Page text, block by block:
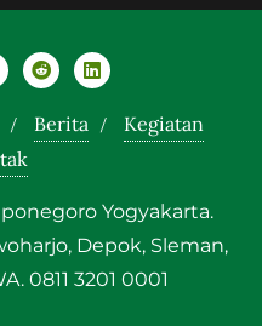
Berita
Kegiatan
Yogyakarta.
Depok, Sleman,
0811 3201 0001